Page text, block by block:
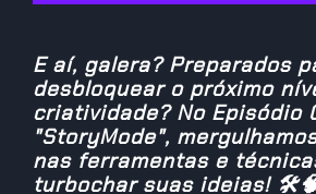
E aí, galera? Preparados
desbloquear o próximo
criatividade? No Episódio
"StoryMode",
nas ferramentas e
turbochar suas ideias!